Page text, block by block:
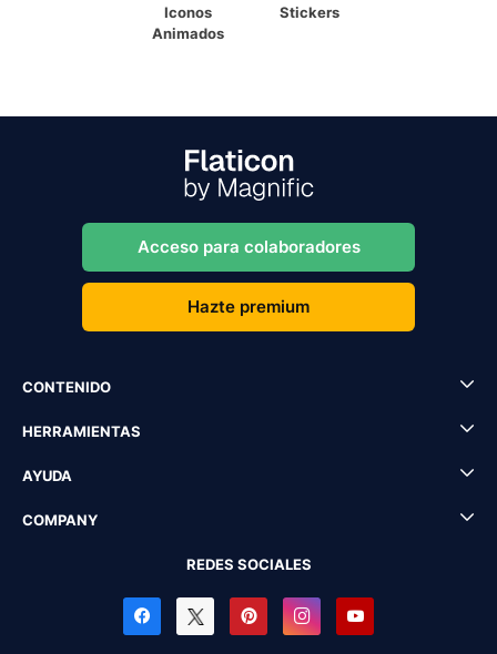
Iconos
Animados
Stickers
Acceso para colaboradores
Hazte premium
CONTENIDO
HERRAMIENTAS
AYUDA
COMPANY
REDES SOCIALES